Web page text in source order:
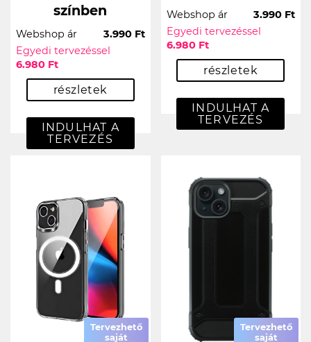
színben
Webshop ár
3.990 Ft
Egyedi tervezéssel
6.980 Ft
részletek
INDULHAT A
TERVEZÉS
Webshop ár
3.990 Ft
Egyedi tervezéssel
6.980 Ft
részletek
INDULHAT A
TERVEZÉS
Tervezhető
saját
Tervezhető
saját